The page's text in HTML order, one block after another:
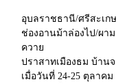
อุบลราชธานี/ศรีสะเก
ช่องอานม้าล่องไป/ผา
ควาย
ปราสาทเมืองธม บ้าน
เมื่อวันที่ 24-25 ตุลาคม